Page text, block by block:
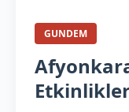
GUNDEM